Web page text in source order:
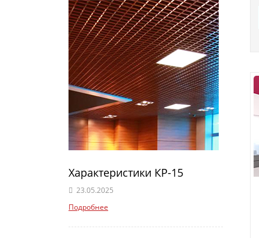
Характеристики КР-15
23.05.2025
Подробнее